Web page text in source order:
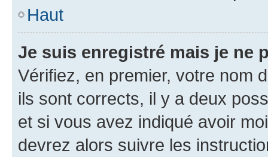
Haut
Je suis enregistré mais je ne
Vérifiez, en premier, votre nom
ils sont corrects, il y a deux
et si vous avez indiqué avoir
devrez alors suivre les